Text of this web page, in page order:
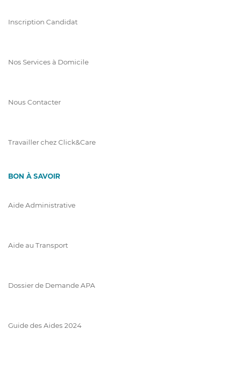
Inscription Candidat
Nos Services à Domicile
Nous Contacter
Travailler chez Click&Care
BON À SAVOIR
Aide Administrative
Aide au Transport
Dossier de Demande APA
Guide des Aides 2024